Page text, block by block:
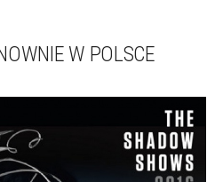
W POLSCE